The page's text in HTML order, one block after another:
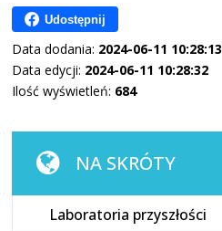
Udostępnij
Data dodania: 2024-06-11 10:28:13
Data edycji: 2024-06-11 10:28:32
Ilość wyświetleń: 684
NA SKRÓTY
Laboratoria przyszłości